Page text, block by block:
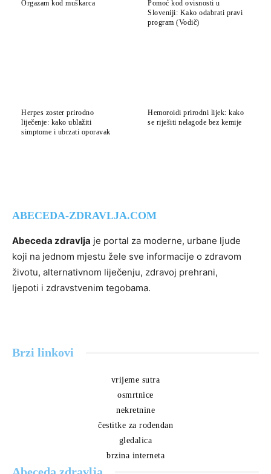
Orgazam kod muškarca
Pomoć kod ovisnosti u
Sloveniji: Kako odabrati pravi
program (Vodič)
Herpes zoster prirodno
liječenje: kako ublažiti
simptome i ubrzati oporavak
Hemoroidi prirodni lijek: kako
se riješiti nelagode bez kemije
ABECEDA-ZDRAVLJA.COM
Abeceda zdravlja je portal za moderne, urbane ljude
koji na jednom mjestu žele sve informacije o zdravom
životu, alternativnom liječenju, zdravoj prehrani,
ljepoti i zdravstvenim tegobama.
Brzi linkovi
vrijeme sutra
osmrtnice
nekretnine
čestitke za rođendan
gledalica
brzina interneta